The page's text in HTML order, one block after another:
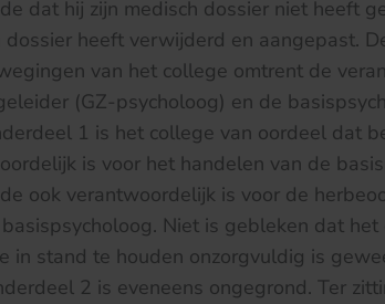
dat hij zijn medisch dossier niet heeft
dossier heeft verwijderd en aangepast.
van het college omtrent de
(GZ-psycholoog) en de
1 is het college van oordeel dat
is voor het handelen van de
ook verantwoordelijk is voor de
Niet is gebleken dat
in stand te houden onzorgvuldig is
2 is eveneens ongegrond. Ter